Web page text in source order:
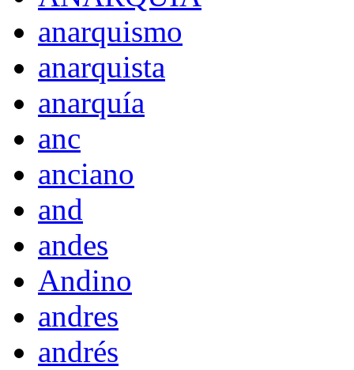
anarquismo
anarquista
anarquía
anc
anciano
and
andes
Andino
andres
andrés